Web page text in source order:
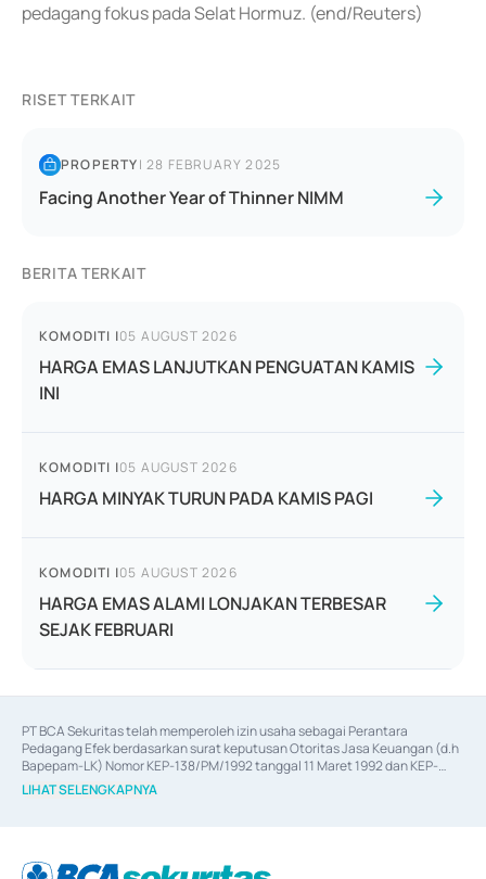
pedagang fokus pada Selat Hormuz. (end/Reuters)
RISET TERKAIT
PROPERTY|28 FEBRUARY 2025
Facing Another Year of Thinner NIMM
BERITA TERKAIT
KOMODITI |05 AUGUST 2026
HARGA EMAS LANJUTKAN PENGUATAN KAMIS
INI
KOMODITI |05 AUGUST 2026
HARGA MINYAK TURUN PADA KAMIS PAGI
KOMODITI |05 AUGUST 2026
HARGA EMAS ALAMI LONJAKAN TERBESAR
SEJAK FEBRUARI
PT BCA Sekuritas telah memperoleh izin usaha sebagai Perantara
Pedagang Efek berdasarkan surat keputusan Otoritas Jasa Keuangan (d.h
Bapepam-LK) Nomor KEP-138/PM/1992 tanggal 11 Maret 1992 dan KEP-
06/D.04/2014 tanggal 28 Februari 2014, izin usaha sebagai Penjamin Emisi
Efek berdasarkan surat keputusan Otoritas Jasa Keuangan Nomor KEP-
berdasarkan surat keputusan Otoritas Jasa Keuangan Nomor S-
LIHAT SELENGKAPNYA